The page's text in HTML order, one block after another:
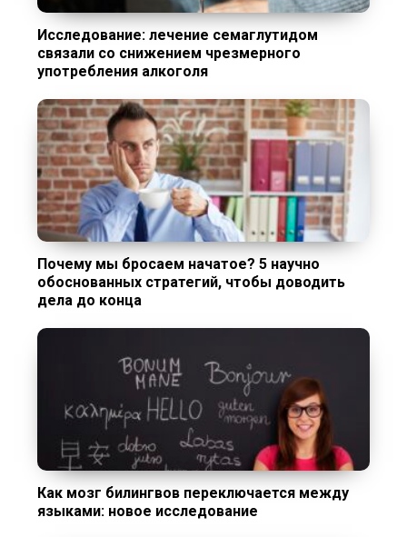
Исследование: лечение семаглутидом
связали со снижением чрезмерного
употребления алкоголя
Почему мы бросаем начатое? 5 научно
обоснованных стратегий, чтобы доводить
дела до конца
Как мозг билингвов переключается между
языками: новое исследование